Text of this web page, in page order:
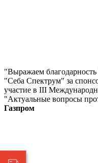
"Выражаем
"Себа Спектрум" за
участие в III
"Актуальные вопросы
Газпром